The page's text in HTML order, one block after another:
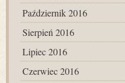
Październik 2016
Sierpień 2016
Lipiec 2016
Czerwiec 2016